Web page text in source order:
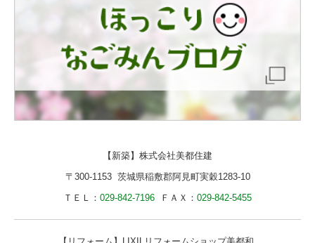
【新築】 株式会社美都住建
〒300-1153 茨城県稲敷郡阿見町実穀1283-10
ＴＥＬ： 029-842-7196 ＦＡＸ： 029-842-5455